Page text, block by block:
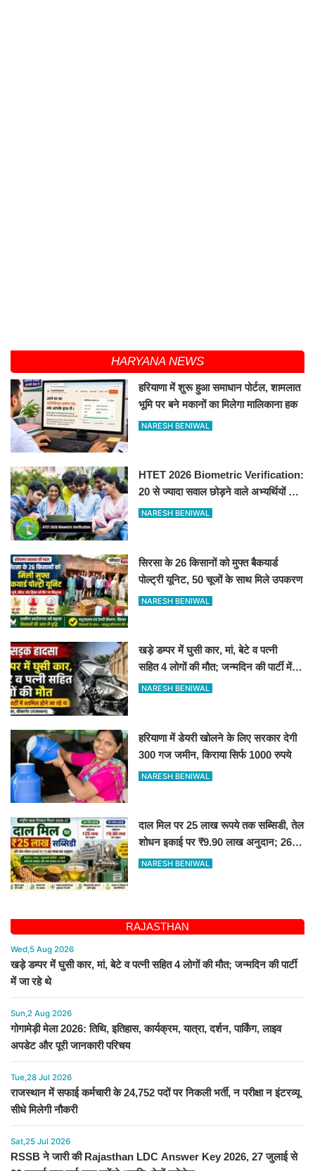
HARYANA NEWS
हरियाणा में शुरू हुआ समाधान पोर्टल, शामलात
भूमि पर बने मकानों का मिलेगा मालिकाना हक
NARESH BENIWAL
HTET 2026 Biometric Verification:
20 से ज्यादा सवाल छोड़ने वाले अभ्यर्थियों की
परीक्षा रद्द, 10-12 अगस्त को बायोमैट्रिक
NARESH BENIWAL
सिरसा के 26 किसानों को मुफ्त बैकयार्ड
पोल्ट्री यूनिट, 50 चूजों के साथ मिले उपकरण
NARESH BENIWAL
खड़े डम्पर में घुसी कार, मां, बेटे व पत्नी
सहित 4 लोगों की मौत; जन्मदिन की पार्टी में
जा रहे थे
NARESH BENIWAL
हरियाणा में डेयरी खोलने के लिए सरकार देगी
300 गज जमीन, किराया सिर्फ 1000 रुपये
NARESH BENIWAL
दाल मिल पर 25 लाख रूपये तक सब्सिडी, तेल
शोधन इकाई पर ₹9.90 लाख अनुदान; 26
अगस्त तक आवेदन करें
NARESH BENIWAL
RAJASTHAN
Wed,5 Aug 2026
खड़े डम्पर में घुसी कार, मां, बेटे व पत्नी सहित 4 लोगों की मौत; जन्मदिन की पार्टी
में जा रहे थे
Sun,2 Aug 2026
गोगामेड़ी मेला 2026: तिथि, इतिहास, कार्यक्रम, यात्रा, दर्शन, पार्किंग, लाइव
अपडेट और पूरी जानकारी परिचय
Tue,28 Jul 2026
राजस्थान में सफाई कर्मचारी के 24,752 पदों पर निकली भर्ती, न परीक्षा न इंटरव्यू
सीधे मिलेगी नौकरी
Sat,25 Jul 2026
RSSB ने जारी की Rajasthan LDC Answer Key 2026, 27 जुलाई से